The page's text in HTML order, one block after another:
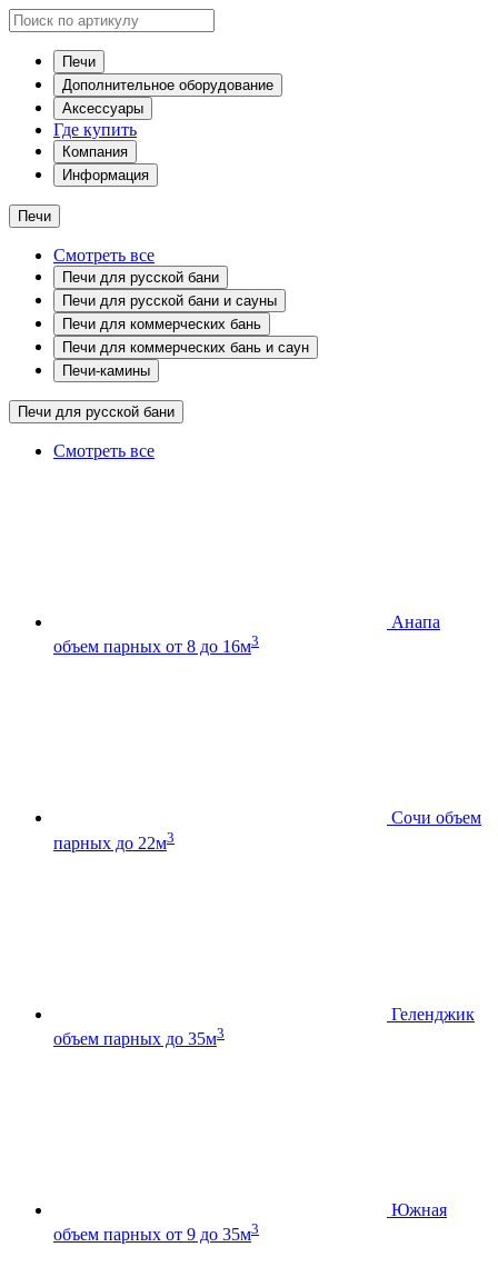
Печи
Дополнительное оборудование
Аксессуары
Где купить
Компания
Информация
Печи
Смотреть все
Печи для русской бани
Печи для русской бани и сауны
Печи для коммерческих бань
Печи для коммерческих бань и саун
Печи-камины
Печи для русской бани
Смотреть все
Анапа
объем парных от 8 до 16м3
Сочи объем
парных до 22м3
Геленджик
объем парных до 35м3
Южная
объем парных от 9 до 35м3